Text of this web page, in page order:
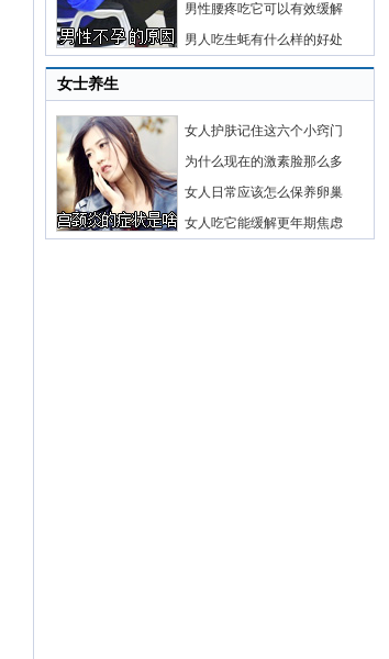
男性腰疼吃它可以有效缓解
男人吃生蚝有什么样的好处
女士养生
女人护肤记住这六个小窍门
为什么现在的激素脸那么多
女人日常应该怎么保养卵巢
女人吃它能缓解更年期焦虑